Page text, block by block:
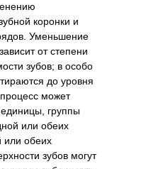
коронки и
Уменьшение
от степени
зубов; в особо
до уровня
может
группы
или обеих
или обеих
зубов могут